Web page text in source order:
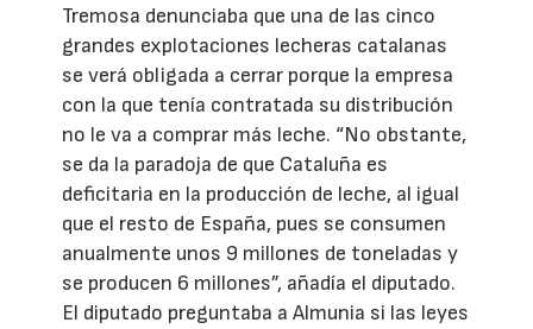
Tremosa denunciaba que una de las cinco
grandes explotaciones lecheras catalanas
se verá obligada a cerrar porque la empresa
con la que tenía contratada su distribución
no le va a comprar más leche. “No obstante,
se da la paradoja de que Cataluña es
deficitaria en la producción de leche, al igual
que el resto de España, pues se consumen
anualmente unos 9 millones de toneladas y
se producen 6 millones”, añadía el diputado.
El diputado preguntaba a Almunia si las leyes